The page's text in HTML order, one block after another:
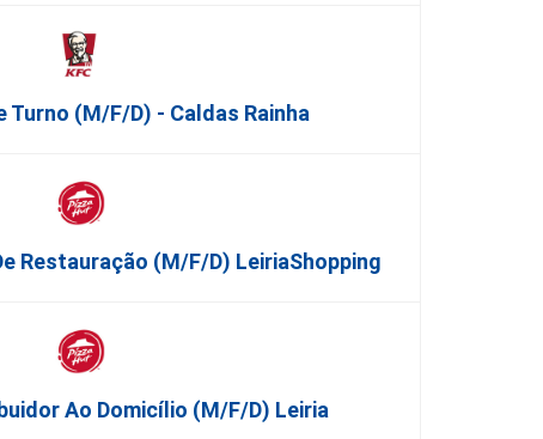
Turno (m/f/d) - Caldas Rainha
Restauração (m/f/d) LeiriaShopping
Ao Domicílio (m/f/d) Leiria